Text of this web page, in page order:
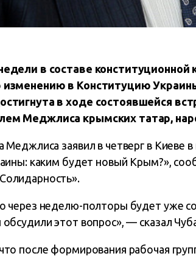
в составе
изменению в Конституцию
в ходе состоявшейся
Меджлиса крымских татар,
Меджлиса заявил в четверг в Киеве
каким будет новый Крым?»,
через неделю-полторы будет уже
этот вопрос», — сказал
после формирования рабочая